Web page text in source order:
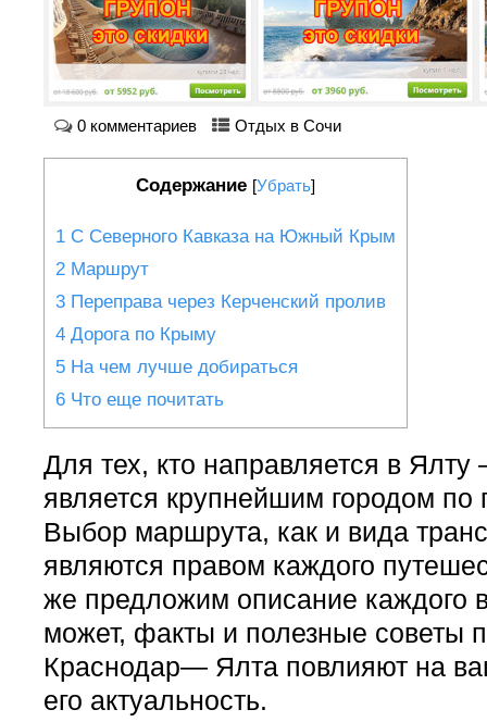
0 комментариев Отдых в Сочи
Содержание [Убрать]
1 С Северного Кавказа на Южный Крым
2 Маршрут
3 Переправа через Керченский пролив
4 Дорога по Крыму
5 На чем лучше добираться
6 Что еще почитать
Для тех, кто направляется в
является крупнейшим городом по
Выбор маршрута, как и вида
являются правом каждого
же предложим описание каждого
может, факты и полезные советы
Краснодар— Ялта повлияют на
его актуальность.